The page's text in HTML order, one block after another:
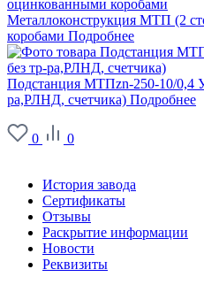
Металлоконструкция МТП (2
коробами Подробнее
Подстанция МТПzn-250-10/0,4
ра,РЛНД, счетчика) Подробнее
0
0
История завода
Сертификаты
Отзывы
Раскрытие информации
Новости
Реквизиты